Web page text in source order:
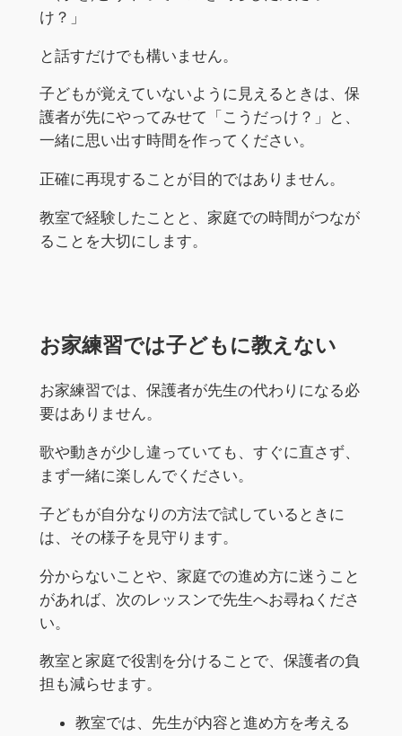
け？」
と話すだけでも構いません。
子どもが覚えていないように見えるときは、保
護者が先にやってみせて「こうだっけ？」と、
一緒に思い出す時間を作ってください。
正確に再現することが目的ではありません。
教室で経験したことと、家庭での時間がつなが
ることを大切にします。
お家練習では子どもに教えない
お家練習では、保護者が先生の代わりになる必
要はありません。
歌や動きが少し違っていても、すぐに直さず、
まず一緒に楽しんでください。
子どもが自分なりの方法で試しているときに
は、その様子を見守ります。
分からないことや、家庭での進め方に迷うこと
があれば、次のレッスンで先生へお尋ねくださ
い。
教室と家庭で役割を分けることで、保護者の負
担も減らせます。
教室では、先生が内容と進め方を考える